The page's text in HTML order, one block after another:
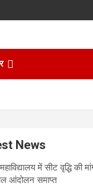
News
में सीट वृद्धि की
आंदोलन समाप्त